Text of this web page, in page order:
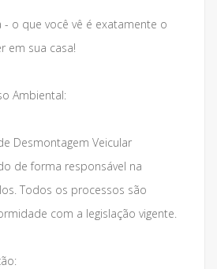
- o que você vê é exatamente o
em sua casa!
Ambiental:
Desmontagem Veicular
de forma responsável na
Todos os processos são
com a legislação vigente.